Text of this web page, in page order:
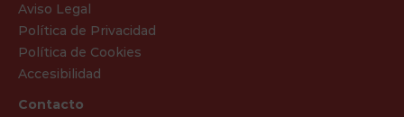
Aviso Legal
Política de Privacidad
Política de Cookies
Accesibilidad
Contacto